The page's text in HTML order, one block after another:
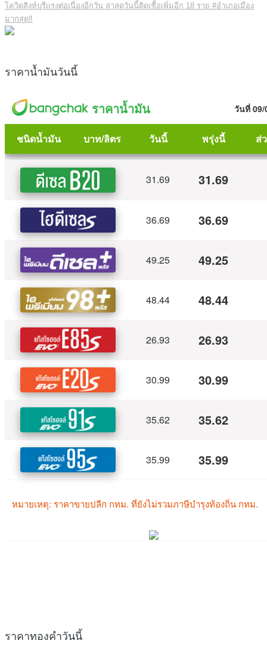
โควิดสิงห์บุรีแรงต่อเนื่องอีกวัน ล่าสุดวันนี้ติดเชื้อเพิ่มอีก 18 ราย #อำเภอเมือง
มากสุด‼️
ราคาน้ำมันวันนี้
ราคาทองคำวันนี้